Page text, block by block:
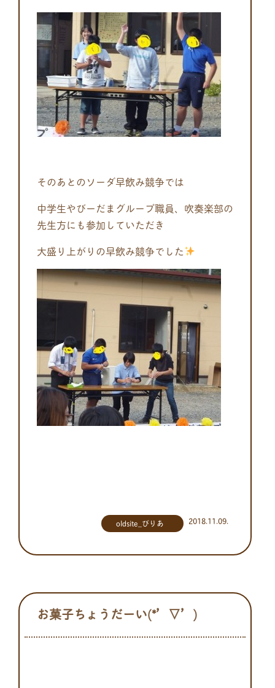
そのあとのソーダ早飲み競争では
中学生やびーだまグループ職員、吹奏楽部の
先生方にも参加していただき
大盛り上がりの早飲み競争でした
2018.11.09.
oldsite_びりあ
お菓子ちょうだーい(*’▽’)